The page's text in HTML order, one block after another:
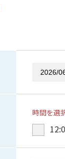
時間を選